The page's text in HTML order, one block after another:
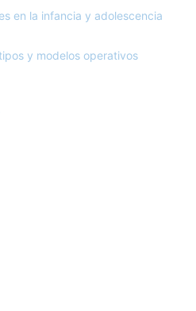
en la infancia y adolescencia
y modelos operativos